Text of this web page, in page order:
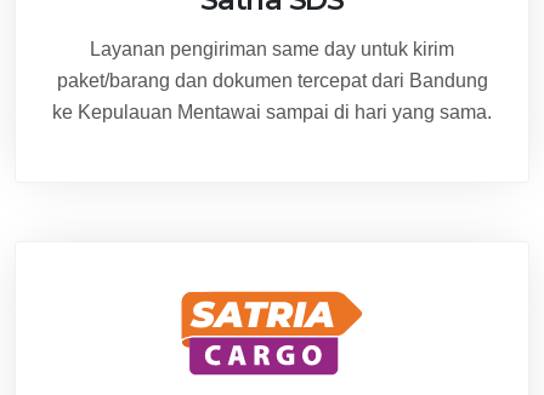
Layanan pengiriman same day untuk kirim
paket/barang dan dokumen tercepat dari Bandung
ke Kepulauan Mentawai sampai di hari yang sama.